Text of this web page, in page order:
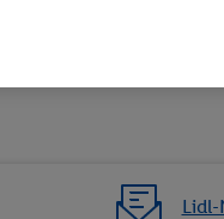
Lidl-
die
Informationen aus Ihrem
verschiedene Endgeräte
Werbeausspielungen.